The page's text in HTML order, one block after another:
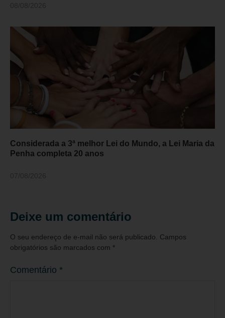
Considerada a 3ª melhor Lei do Mundo, a Lei Maria da
Penha completa 20 anos
Deixe um comentário
O seu endereço de e-mail não será publicado.
Campos
obrigatórios são marcados com *
Comentário *